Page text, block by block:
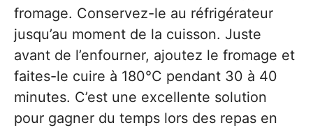
fromage. Conservez-le au réfrigérateur
jusqu’au moment de la cuisson. Juste
avant de l’enfourner, ajoutez le fromage et
faites-le cuire à 180°C pendant 30 à 40
minutes. C’est une excellente solution
pour gagner du temps lors des repas en